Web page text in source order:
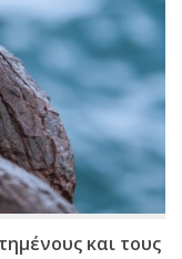
και τους